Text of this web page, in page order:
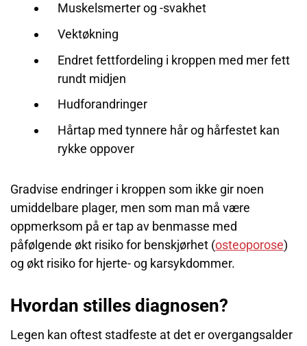
Muskelsmerter og -svakhet
Vektøkning
Endret fettfordeling i kroppen med mer fett
rundt midjen
Hudforandringer
Hårtap med tynnere hår og hårfestet kan
rykke oppover
Gradvise endringer i kroppen som ikke gir noen
umiddelbare plager, men som man må være
oppmerksom på er tap av benmasse med
påfølgende økt risiko for benskjørhet (osteoporose)
og økt risiko for hjerte- og karsykdommer.
Hvordan stilles diagnosen?
Legen kan oftest stadfeste at det er overgangsalder